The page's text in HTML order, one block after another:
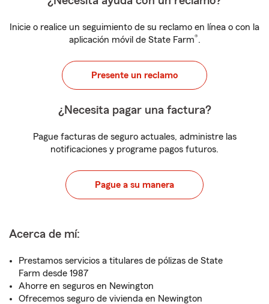
Inicie o realice un seguimiento de su reclamo en línea o con la
aplicación móvil de State Farm®.
Presente un reclamo
¿Necesita pagar una factura?
Pague facturas de seguro actuales, administre las
notificaciones y programe pagos futuros.
Pague a su manera
Acerca de mí:
Prestamos servicios a titulares de pólizas de State
Farm desde 1987
Ahorre en seguros en Newington
Ofrecemos seguro de vivienda en Newington